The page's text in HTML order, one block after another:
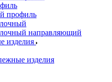
профиль
направляющий
изделия
изделия